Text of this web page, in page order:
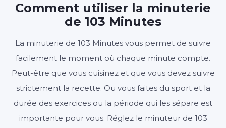
Comment utiliser la minuterie
de 103 Minutes
La minuterie de 103 Minutes vous permet de suivre
facilement le moment où chaque minute compte.
Peut-être que vous cuisinez et que vous devez suivre
strictement la recette. Ou vous faites du sport et la
durée des exercices ou la période qui les sépare est
importante pour vous. Réglez le minuteur de 103